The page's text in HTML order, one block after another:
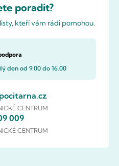
poradit?
kteří vám rádi pomohou.
den od 9.00 do 16.00
CENTRUM
009
CENTRUM